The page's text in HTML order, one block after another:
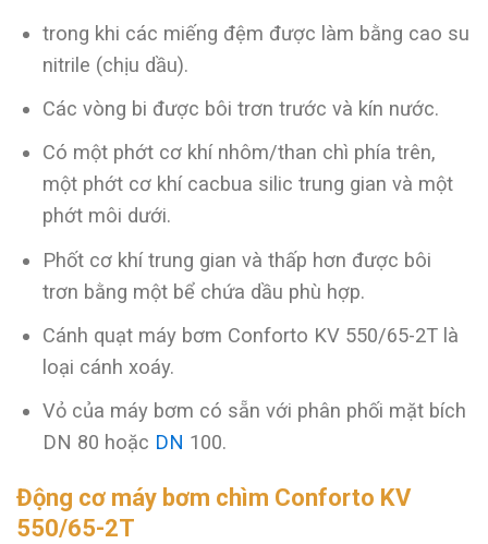
trong khi các miếng đệm được làm bằng cao su
nitrile (chịu dầu).
Các vòng bi được bôi trơn trước và kín nước.
Có một phớt cơ khí nhôm/than chì phía trên,
một phớt cơ khí cacbua silic trung gian và một
phớt môi dưới.
Phốt cơ khí trung gian và thấp hơn được bôi
trơn bằng một bể chứa dầu phù hợp.
Cánh quạt máy bơm Conforto KV 550/65-2T là
loại cánh xoáy.
Vỏ của máy bơm có sẵn với phân phối mặt bích
DN 80 hoặc DN 100.
Động cơ máy bơm chìm Conforto KV
550/65-2T